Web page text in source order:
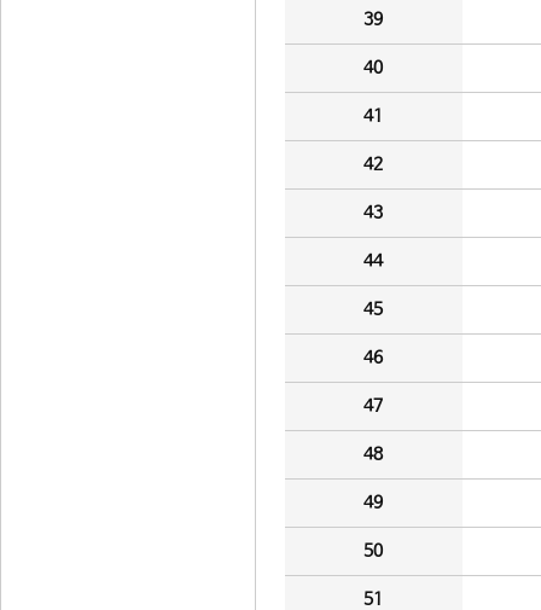
39
40
41
42
43
44
45
46
47
48
49
50
51